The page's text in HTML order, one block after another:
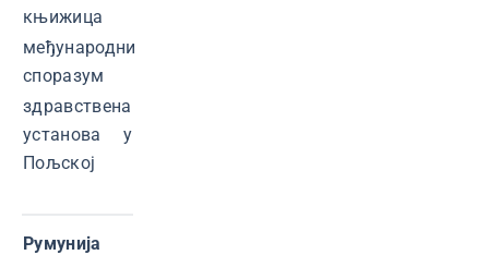
књижица
међународни
споразум
здравствена
установа у
Пољској
Румунија